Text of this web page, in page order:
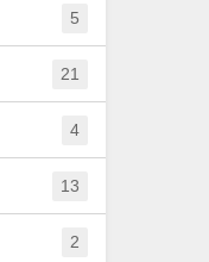
5
21
4
13
2